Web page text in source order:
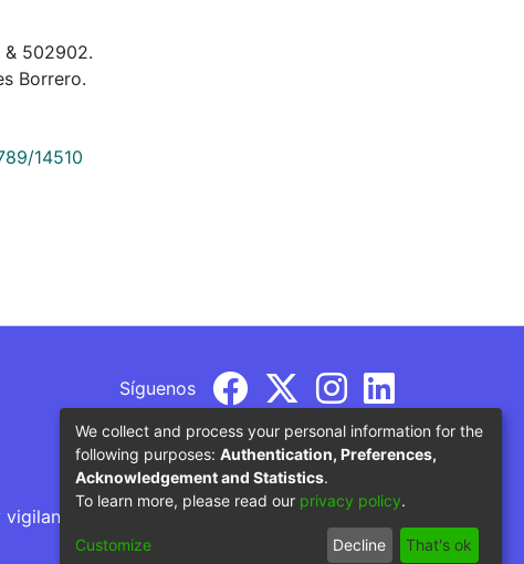
& 502902.
Borrero.
14510
Síguenos
por parte del Ministerio de Educación
We collect and process your personal information for the
following purposes: Authentication, Preferences,
Acknowledgement and Statistics.
To learn more, please read our privacy policy.
Customize Decline That's ok